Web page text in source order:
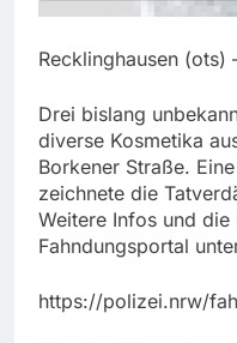
Recklinghausen (ots)
Drei bislang
diverse Kosmetika
Borkener Straße.
zeichnete die
Weitere Infos und die
Fahndungsportal
https://polizei.nrw/